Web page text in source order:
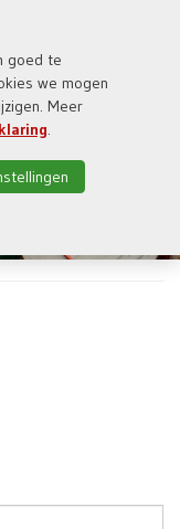
goed te
we mogen
Meer
.